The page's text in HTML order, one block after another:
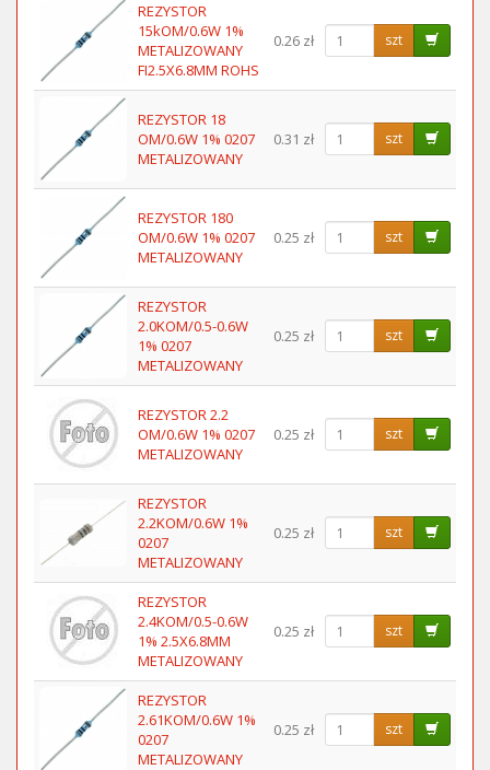
REZYSTOR
15kOM/0.6W 1%
METALIZOWANY
FI2.5X6.8MM ROHS
0.26 zł szt
REZYSTOR 18
OM/0.6W 1% 0207
METALIZOWANY
0.31 zł szt
REZYSTOR 180
OM/0.6W 1% 0207
METALIZOWANY
0.25 zł szt
REZYSTOR
2.0KOM/0.5-0.6W
1% 0207
METALIZOWANY
0.25 zł szt
REZYSTOR 2.2
OM/0.6W 1% 0207
METALIZOWANY
0.25 zł szt
REZYSTOR
2.2KOM/0.6W 1%
0207
METALIZOWANY
0.25 zł szt
REZYSTOR
2.4KOM/0.5-0.6W
1% 2.5X6.8MM
METALIZOWANY
0.25 zł szt
REZYSTOR
2.61KOM/0.6W 1%
0207
METALIZOWANY
0.25 zł szt